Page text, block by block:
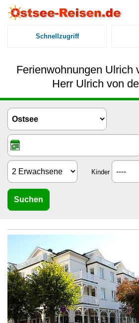
Schnellzugriff
Ferienwohnungen Ulrich
Herr Ulrich von
Kinder